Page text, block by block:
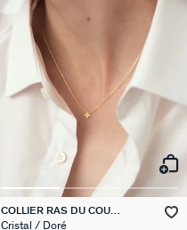
COLLIER RAS DU COU
BELOVED
Cristal / Doré